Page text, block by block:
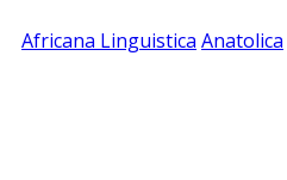
Africana Linguistica Anatolica